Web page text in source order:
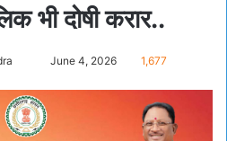
भी दोषी करार..
Send
email
June 4, 2026 1,677